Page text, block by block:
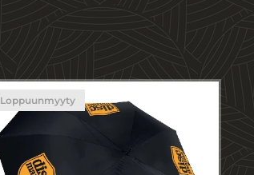
Loppuunmyyty